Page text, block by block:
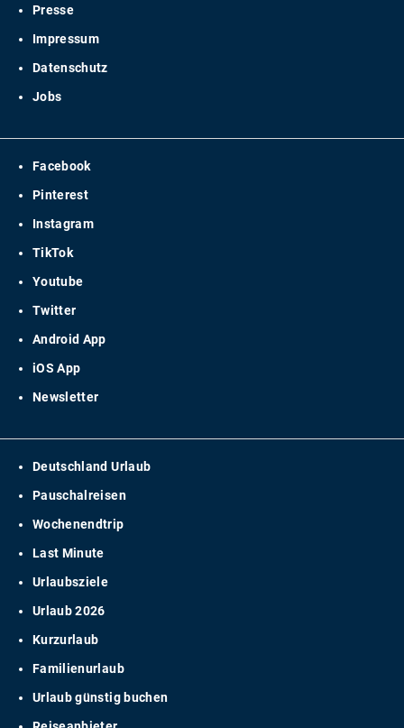
Presse
Impressum
Datenschutz
Jobs
Facebook
Pinterest
Instagram
TikTok
Youtube
Twitter
Android App
iOS App
Newsletter
Deutschland Urlaub
Pauschalreisen
Wochenendtrip
Last Minute
Urlaubsziele
Urlaub 2026
Kurzurlaub
Familienurlaub
Urlaub günstig buchen